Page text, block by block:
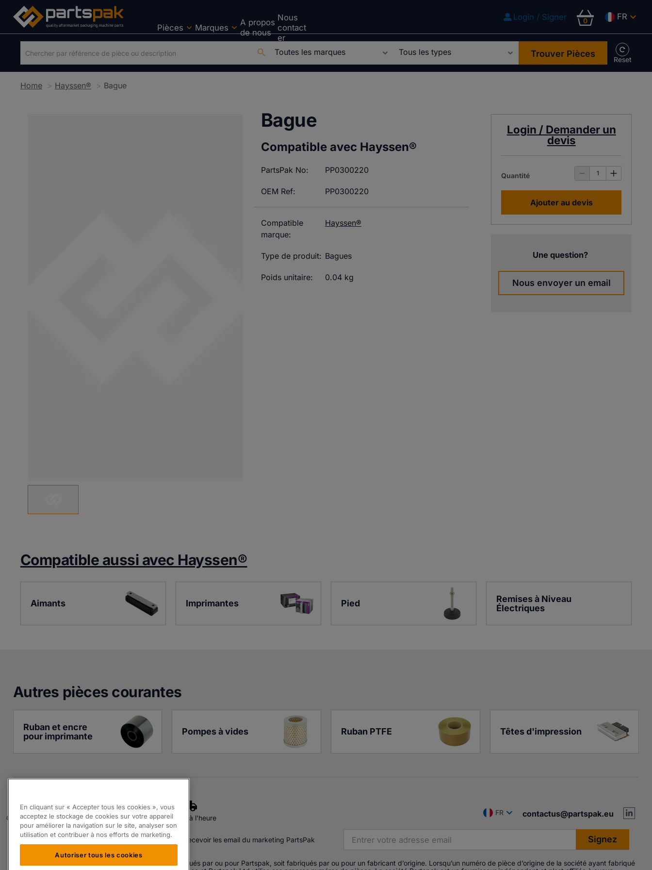
Pièces Marques
A propos
de nous
Nous
contact
er
Login / Signer 0 FR
Trouver Pièces
Home Hayssen® Bague
Bague
Compatible avec Hayssen®
PartsPak No: PP0300220
OEM Ref: PP0300220
Compatible
marque:
Hayssen®
Type de produit: Bagues
Poids unitaire: 0.04 kg
Login / Demander un
devis
Quantité
Ajouter au devis
Une question?
Nous envoyer un email
Compatible aussi avec Hayssen®
Aimants Imprimantes Pied
Remises à Niveau
Électriques
Autres pièces courantes
Ruban et encre
pour imprimante
Pompes à vides Ruban PTFE Têtes d'impression
Qualité assurée Experts Livraison à l'heure
FR contactus@partspak.eu
S'inscrire à notre Newsletter.
En renseignant votre adresse email vous acceptez de recevoir les email du marketing PartsPak
Les produits proposés par Partspak Ltd sont soit fabriqués par ou pour Partspak, soit fabriqués par ou pour un fabricant d’origine. Lorsqu’un numéro de pièce d’origine de la société ayant fabriqué
En cliquant sur « Accepter tous les cookies », vous
acceptez le stockage de cookies sur votre appareil
pour améliorer la navigation sur le site, analyser son
utilisation et contribuer à nos efforts de marketing.
Autoriser tous les cookies